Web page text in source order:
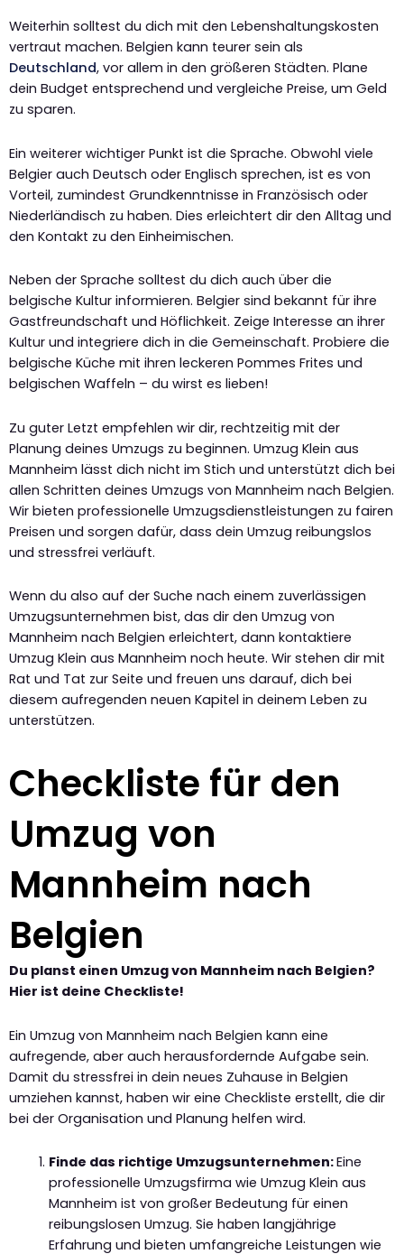
Weiterhin solltest du dich mit den Lebenshaltungskosten
vertraut machen. Belgien kann teurer sein als
Deutschland, vor allem in den größeren Städten. Plane
dein Budget entsprechend und vergleiche Preise, um Geld
zu sparen.
Ein weiterer wichtiger Punkt ist die Sprache. Obwohl viele
Belgier auch Deutsch oder Englisch sprechen, ist es von
Vorteil, zumindest Grundkenntnisse in Französisch oder
Niederländisch zu haben. Dies erleichtert dir den Alltag und
den Kontakt zu den Einheimischen.
Neben der Sprache solltest du dich auch über die
belgische Kultur informieren. Belgier sind bekannt für ihre
Gastfreundschaft und Höflichkeit. Zeige Interesse an ihrer
Kultur und integriere dich in die Gemeinschaft. Probiere die
belgische Küche mit ihren leckeren Pommes Frites und
belgischen Waffeln – du wirst es lieben!
Zu guter Letzt empfehlen wir dir, rechtzeitig mit der
Planung deines Umzugs zu beginnen. Umzug Klein aus
Mannheim lässt dich nicht im Stich und unterstützt dich bei
allen Schritten deines Umzugs von Mannheim nach Belgien.
Wir bieten professionelle Umzugsdienstleistungen zu fairen
Preisen und sorgen dafür, dass dein Umzug reibungslos
und stressfrei verläuft.
Wenn du also auf der Suche nach einem zuverlässigen
Umzugsunternehmen bist, das dir den Umzug von
Mannheim nach Belgien erleichtert, dann kontaktiere
Umzug Klein aus Mannheim noch heute. Wir stehen dir mit
Rat und Tat zur Seite und freuen uns darauf, dich bei
diesem aufregenden neuen Kapitel in deinem Leben zu
unterstützen.
Checkliste für den
Umzug von
Mannheim nach
Belgien
Du planst einen Umzug von Mannheim nach Belgien?
Hier ist deine Checkliste!
Ein Umzug von Mannheim nach Belgien kann eine
aufregende, aber auch herausfordernde Aufgabe sein.
Damit du stressfrei in dein neues Zuhause in Belgien
umziehen kannst, haben wir eine Checkliste erstellt, die dir
bei der Organisation und Planung helfen wird.
Finde das richtige Umzugsunternehmen:Eine
professionelle Umzugsfirma wie Umzug Klein aus
Mannheim ist von großer Bedeutung für einen
reibungslosen Umzug. Sie haben langjährige
Erfahrung und bieten umfangreiche Leistungen wie